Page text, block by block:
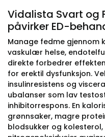
Vidalista Svart og
påvirker ED-
Manage fedme gjennom
vaskulær helse,
direkte forbedrer
for erektil dysfunksjon.
insulinresistens og
ubalanser som lav
inhibitorrespons. En
grønnsaker, magre
blodsukker og